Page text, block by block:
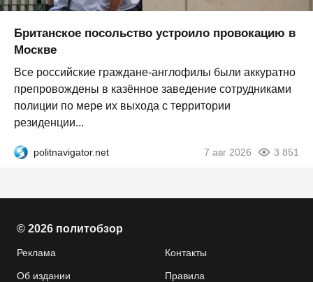
Британское посольство устроило провокацию в
Москве
Все российские граждане-англофилы были аккуратно
препровождены в казённое заведение сотрудниками
полиции по мере их выхода с территории
резиденции...
politnavigator.net 7 авг 2026 3 851
© 2026 политобзор
Реклама Контакты
Об издании Правила